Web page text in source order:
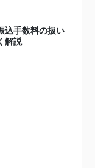
込手数料の扱い
解説